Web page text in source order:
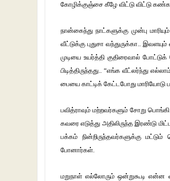
கோழிக்குஞ்சை கீழே விட்டு விட்டு
நான்கைந்து நாட்களுக்கு முன்பு
வீட்டுக்கு புதுசா வந்துருக்கா..
முடியை உயர்த்தி குதிரைவால்
பிடித்திருந்தது.. “எங்க வீட்லர்ந்து
பையை காட்டிக் கேட்டபோது மாரியோடு
பவித்ராவும் மற்றவர்களும் சோறு
கவரை எடுத்து அதிலிருந்த இரண்டு
பக்கம் நின்றிருந்தவர்களுக்கு
போனார்கள்.
மறுநாள் எல்லோரும் ஒன்றுகூடி என்ன